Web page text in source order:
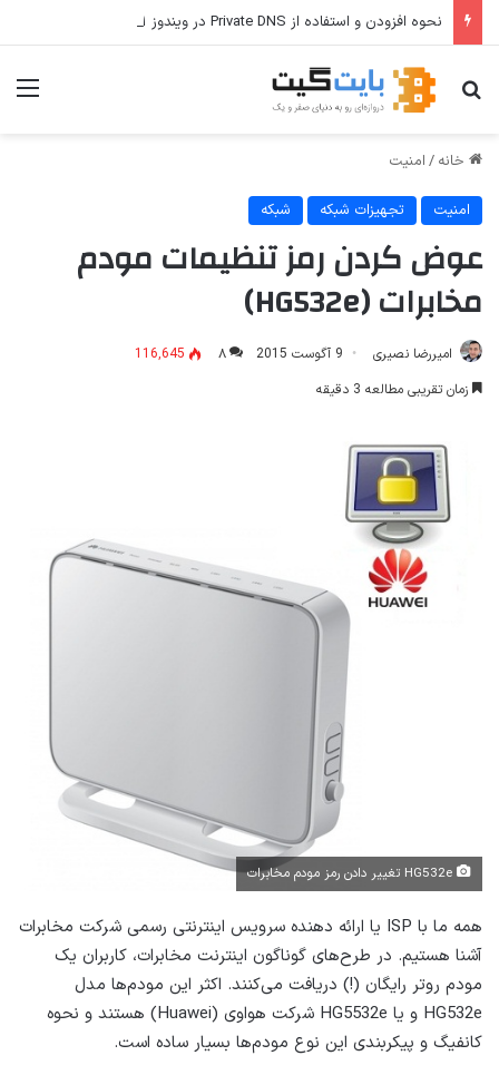
نحوه افزودن و استفاده از Private DNS در ویندوز ۱۱
جستجو برای
خانه / امنیت
امنیت تجهیزات شبکه شبکه
عوض کردن رمز تنظیمات مودم
مخابرات (HG532e)
امیررضا نصیری 9 آگوست 2015 ۸
116,645
زمان تقریبی مطالعه 3 دقیقه
همه ما با ISP یا ارائه دهنده سرویس اینترنتی رسمی شرکت مخابرات
آشنا هستیم. در طرح‌های گوناگون اینترنت مخابرات، کاربران یک
مودم روتر رایگان (!) دریافت می‌کنند. اکثر این مودم‌ها مدل
HG532e و یا HG5532e شرکت هواوی (Huawei) هستند و نحوه
کانفیگ و پیکربندی این نوع مودم‌ها بسیار ساده است.